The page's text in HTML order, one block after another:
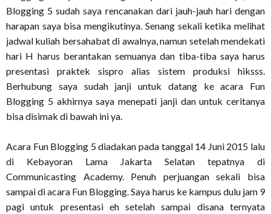
Blogging 5 sudah saya rencanakan dari jauh-jauh hari dengan
harapan saya bisa mengikutinya. Senang sekali ketika melihat
jadwal kuliah bersahabat di awalnya, namun setelah mendekati
hari H harus berantakan semuanya dan tiba-tiba saya harus
presentasi praktek sispro alias sistem produksi hiksss.
Berhubung saya sudah janji untuk datang ke acara Fun
Blogging 5 akhirnya saya menepati janji dan untuk ceritanya
bisa disimak di bawah ini ya.
Acara Fun Blogging 5 diadakan pada tanggal 14 Juni 2015 lalu
di Kebayoran Lama Jakarta Selatan tepatnya di
Communicasting Academy. Penuh perjuangan sekali bisa
sampai di acara Fun Blogging. Saya harus ke kampus dulu jam 9
pagi untuk presentasi eh setelah sampai disana ternyata